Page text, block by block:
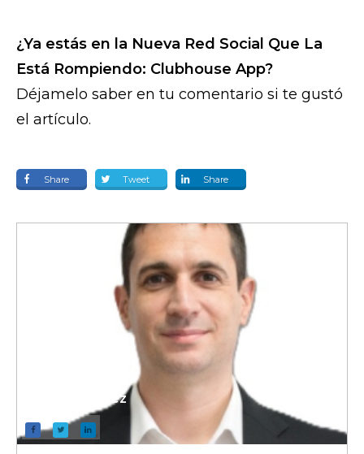
¿Ya estás en la Nueva Red Social Que La
Está Rompiendo: Clubhouse App?
Déjamelo saber en tu comentario si te gustó
el artículo.
Share Tweet Share
Pablo Sanchez